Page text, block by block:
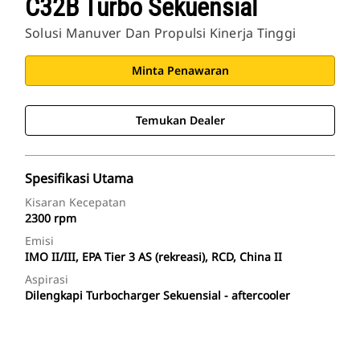
C32B Turbo Sekuensial
Solusi Manuver Dan Propulsi Kinerja Tinggi
Minta Penawaran
Temukan Dealer
Spesifikasi Utama
Kisaran Kecepatan
2300 rpm
Emisi
IMO II/III, EPA Tier 3 AS (rekreasi), RCD, China II
Aspirasi
Dilengkapi Turbocharger Sekuensial - aftercooler